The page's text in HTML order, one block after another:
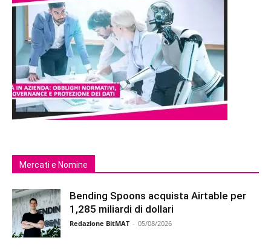
Mercati e Nomine
Bending Spoons acquista Airtable per
1,285 miliardi di dollari
Redazione BitMAT - 05/08/2026